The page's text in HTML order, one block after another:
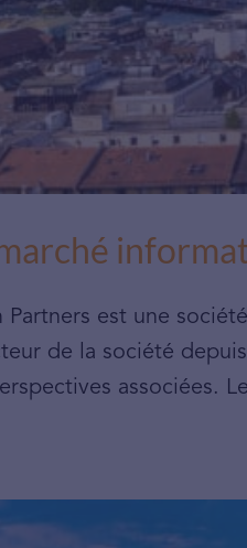
Partners est une
de la société
associées.